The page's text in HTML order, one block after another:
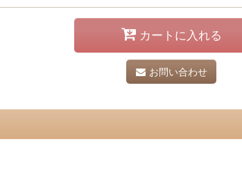
カートに入れる
お問い合わせ